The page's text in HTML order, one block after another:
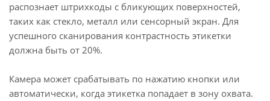
распознает штрихкоды с бликующих поверхностей,
таких как стекло, металл или сенсорный экран. Для
успешного сканирования контрастность этикетки
должна быть от 20%.
Камера может срабатывать по нажатию кнопки или
автоматически, когда этикетка попадает в зону охвата.